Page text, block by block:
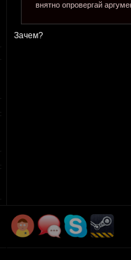
внятно опровергай
Зачем?